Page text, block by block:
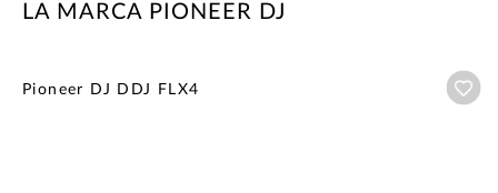
LA MARCA PIONEER DJ
Pioneer DJ DDJ FLX4